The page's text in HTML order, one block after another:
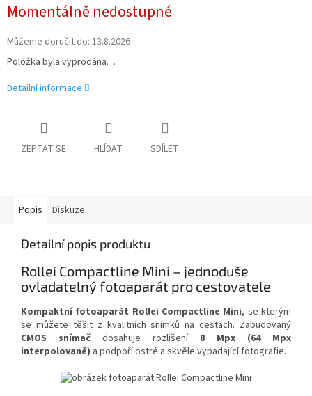
cena:
Momentálně nedostupné
Můžeme doručit do: 13.8.2026
Položka byla vyprodána…
Detailní informace
ZEPTAT SE HLÍDAT SDÍLET
Popis Diskuze
Detailní popis produktu
Rollei Compactline Mini – jednoduše
ovladatelný fotoaparát pro cestovatele
Kompaktní fotoaparát Rollei Compactline Mini, se kterým
se můžete těšit z kvalitních snímků na cestách. Zabudovaný
CMOS snímač dosahuje rozlišení 8 Mpx (64 Mpx
interpolovaně) a podpoří ostré a skvěle vypadající fotografie.